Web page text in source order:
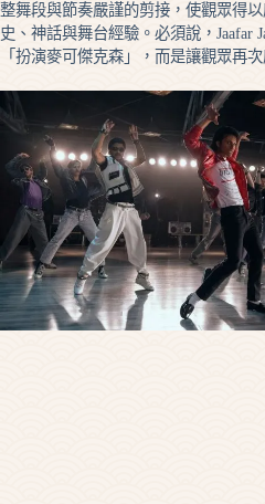
整舞段與節奏嚴謹的剪接，使觀眾得
史、神話與舞台經驗。必須說，Jaafar
「扮演麥可傑克森」，而是讓觀眾再次